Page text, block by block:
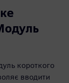
короткого
вводити